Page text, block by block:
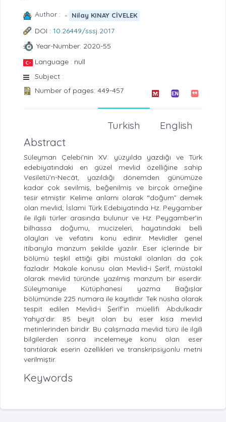
Author : - Nilay KINAY CİVELEK
DOI : 10.26449/sssj.2017
Year-Number: 2020-55
Language : null
Subject :
Number of pages: 449-457
English
Turkish
Abstract
Süleyman Çelebi’nin XV. yüzyılda yazdığı ve Türk
edebiyatındaki en güzel mevlid özelliğine sahip
Vesiletü’n-Necât, yazıldığı dönemden günümüze
kadar çok sevilmiş, beğenilmiş ve birçok örneğine
tesir etmiştir. Kelime anlamı olarak “doğum” demek
olan mevlid; İslami Türk Edebiyatında Hz. Peygamber
ile ilgili türler arasında bulunur ve Hz. Peygamber’in
bilhassa doğumu, mucizeleri, hayatındaki belli
olayları ve vefatını konu edinir. Mevlidler genel
itibarıyla manzum şekilde yazılır. Eser içlerinde bir
bölümü teşkil ettiği gibi müstakil olanları da çok
fazladır. Makale konusu olan Mevlid-i Şerîf, müstakil
olarak mevlid türünde yazılmış manzum bir eserdir.
Süleymaniye Kütüphanesi yazma Bağışlar
bölümünde 225 numara ile kayıtlıdır. Tek nüsha olarak
tespit edilen Mevlid-i Şerîf’in müellifi Abdulkadir
Yahya’dır. 85 beyit olan bu eser kısa mevlid
metinlerinden biridir. Bu çalışmada mevlid türü ile ilgili
bilgilerden sonra incelemeye konu olan eser
tanıtılarak eserin özellikleri ve transkripsiyonlu metni
verilmiştir.
Keywords